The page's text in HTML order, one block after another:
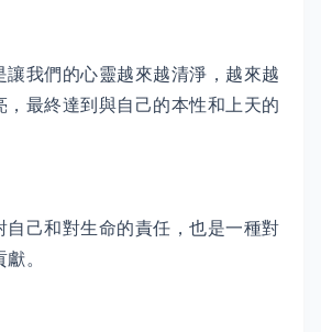
讓我們的心靈越來越清淨，越來越
，最終達到與自己的本性和上天的
自己和對生命的責任，也是一種對
。